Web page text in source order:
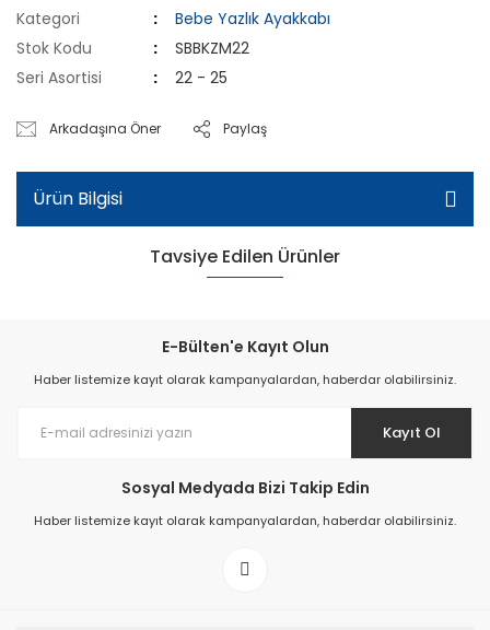
Kategori
Bebe Yazlık Ayakkabı
Stok Kodu
SBBKZM22
Seri Asortisi
22 - 25
Arkadaşına Öner Paylaş
Ürün Bilgisi
Tavsiye Edilen Ürünler
E-Bülten'e Kayıt Olun
Haber listemize kayıt olarak kampanyalardan, haberdar olabilirsiniz.
Kayıt Ol
Sosyal Medyada Bizi Takip Edin
Haber listemize kayıt olarak kampanyalardan, haberdar olabilirsiniz.